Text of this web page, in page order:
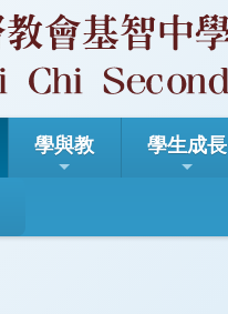
學與教 學生成長